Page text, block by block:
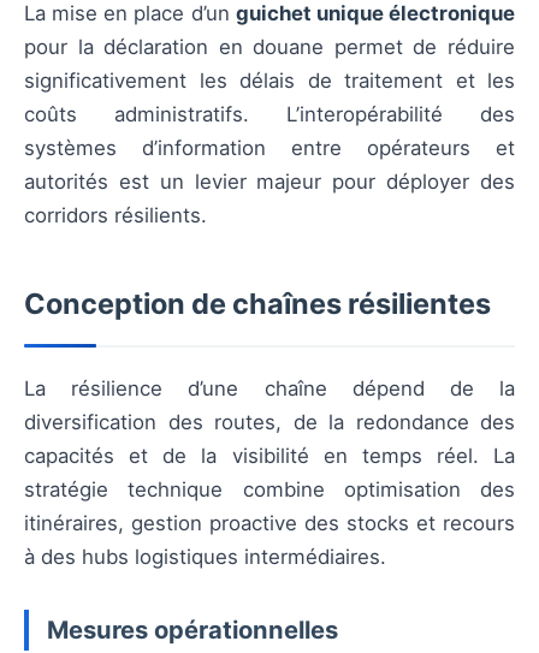
La mise en place d’un guichet unique électronique
pour la déclaration en douane permet de réduire
significativement les délais de traitement et les
coûts administratifs. L’interopérabilité des
systèmes d’information entre opérateurs et
autorités est un levier majeur pour déployer des
corridors résilients.
Conception de chaînes résilientes
La résilience d’une chaîne dépend de la
diversification des routes, de la redondance des
capacités et de la visibilité en temps réel. La
stratégie technique combine optimisation des
itinéraires, gestion proactive des stocks et recours
à des hubs logistiques intermédiaires.
Mesures opérationnelles